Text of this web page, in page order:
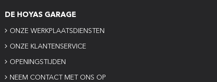
DE HOYAS GARAGE
ONZE WERKPLAATSDIENSTEN
ONZE KLANTENSERVICE
OPENINGSTIJDEN
NEEM CONTACT MET ONS OP